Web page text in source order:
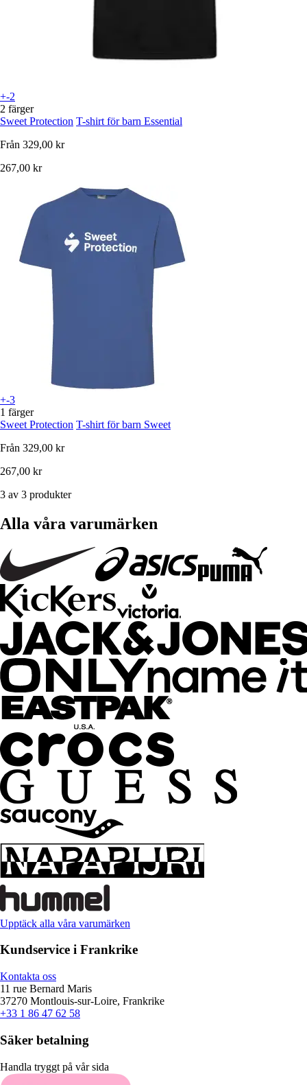
+-2
2 färger
Sweet Protection T-shirt för barn Essential
Från 329,00 kr
267,00 kr
+-3
1 färger
Sweet Protection T-shirt för barn Sweet
Från 329,00 kr
267,00 kr
3 av 3 produkter
Alla våra varumärken
Upptäck alla våra varumärken
Kundservice i Frankrike
Kontakta oss
11 rue Bernard Maris
37270 Montlouis-sur-Loire, Frankrike
+33 1 86 47 62 58
Säker betalning
Handla tryggt på vår sida